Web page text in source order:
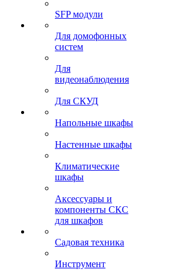
SFP модули
Для домофонных
систем
Для
видеонаблюдения
Для СКУД
Напольные шкафы
Настенные шкафы
Климатические
шкафы
Аксессуары и
компоненты СКС
для шкафов
Садовая техника
Инструмент